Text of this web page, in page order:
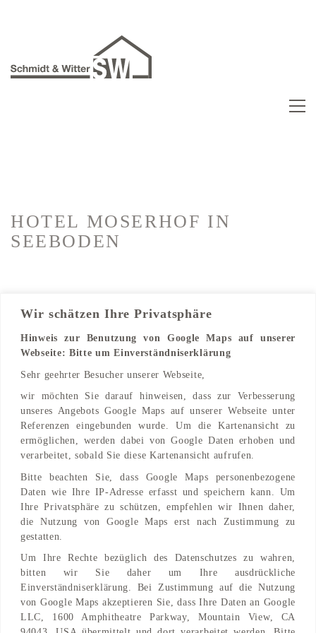
Wir schätzen Ihre Privatsphäre
Hinweis zur Benutzung von Google Maps auf unserer
Webseite: Bitte um Einverständniserklärung
Sehr geehrter Besucher unserer Webseite,
wir möchten Sie darauf hinweisen, dass zur Verbesserung
unseres Angebots Google Maps auf unserer Webseite unter
Referenzen eingebunden wurde. Um die Kartenansicht zu
ermöglichen, werden dabei von Google Daten erhoben und
verarbeitet, sobald Sie diese Kartenansicht aufrufen.
Bitte beachten Sie, dass Google Maps personenbezogene
Daten wie Ihre IP-Adresse erfasst und speichern kann. Um
Ihre Privatsphäre zu schützen, empfehlen wir Ihnen daher,
die Nutzung von Google Maps erst nach Zustimmung zu
gestatten.
Um Ihre Rechte bezüglich des Datenschutzes zu wahren,
bitten wir Sie daher um Ihre ausdrückliche
Einverständniserklärung. Bei Zustimmung auf die Nutzung
von Google Maps akzeptieren Sie, dass Ihre Daten an Google
LLC, 1600 Amphitheatre Parkway, Mountain View, CA
HOTEL MOSERHOF IN
SEEBODEN
Abbruch, Trockenbau, Sanitär, Fliesen
Adresse
Hauptstraße 48
9871 Seeboden, AT
Find on Map